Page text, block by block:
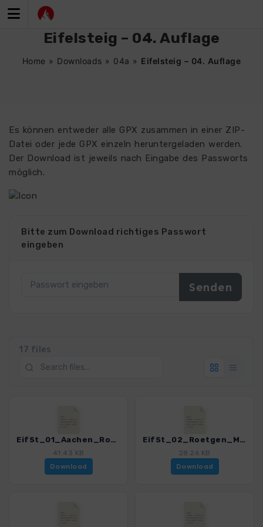
Inhalt
Eifelsteig – 04. Auflage
Home » Downloads » 04a » Eifelsteig – 04. Auflage
Es können entweder alle GPX zusammen in einer ZIP-
Datei oder jede GPX einzeln heruntergeladen werden.
Der Download ist jeweils nach Eingabe des Passworts
möglich.
Bitte zum Download richtiges Passwort
eingeben
17 files
EifSt_01_Aachen_Roetgen_4065_4.gpx
41.43 KB
Download
EifSt_02_Roetgen_Monschau_4065_4.gpx
28.26 KB
Download